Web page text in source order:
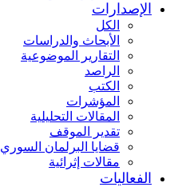
الإصدارات
الكل
الأبحاث والدراسات
التقارير الموضوعية
الراصد
الكتب
المؤشرات
المقالات التحليلية
تقدير الموقف
قضايا البرلمان السوري
مقالات إثرائية
الفعاليات